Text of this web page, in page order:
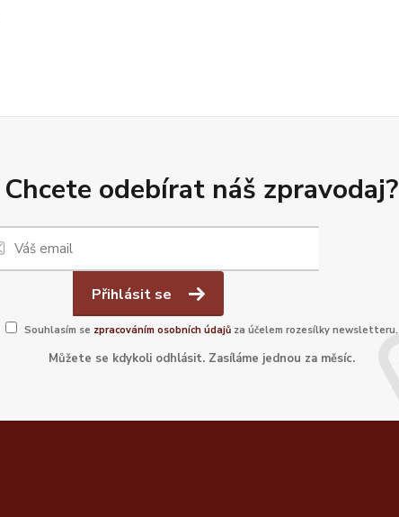
Chcete odebírat náš zpravodaj?
Přihlásit se
Souhlasím se zpracováním osobních údajůza účelem rozesílky newsletteru.
Můžete se kdykoli odhlásit. Zasíláme jednou za měsíc.